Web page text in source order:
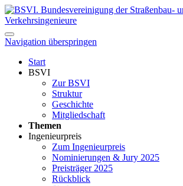
Navigation überspringen
Start
BSVI
Zur BSVI
Struktur
Geschichte
Mitgliedschaft
Themen
Ingenieurpreis
Zum Ingenieurpreis
Nominierungen & Jury 2025
Preisträger 2025
Rückblick